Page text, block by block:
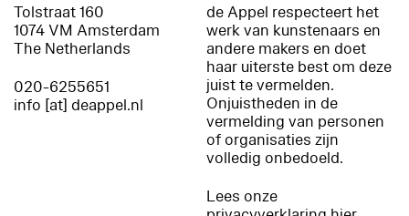
Tolstraat 160
1074 VM Amsterdam
The Netherlands
020-6255651
info [at] deappel.nl
de Appel respecteert het
werk van kunstenaars en
andere makers en doet
haar uiterste best om deze
juist te vermelden.
Onjuistheden in de
vermelding van personen
of organisaties zijn
volledig onbedoeld.
Lees onze